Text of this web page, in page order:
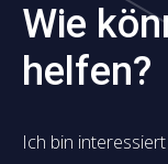
Wie
helfen?
Ich bin interessiert